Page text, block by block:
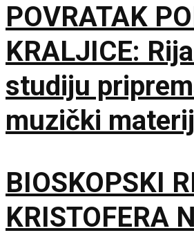
POVRATAK
KRALJICE:
studiju
muzički
BIOSKOPSKI
KRISTOFERA